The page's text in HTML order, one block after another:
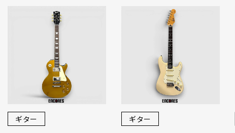
ギター ギター